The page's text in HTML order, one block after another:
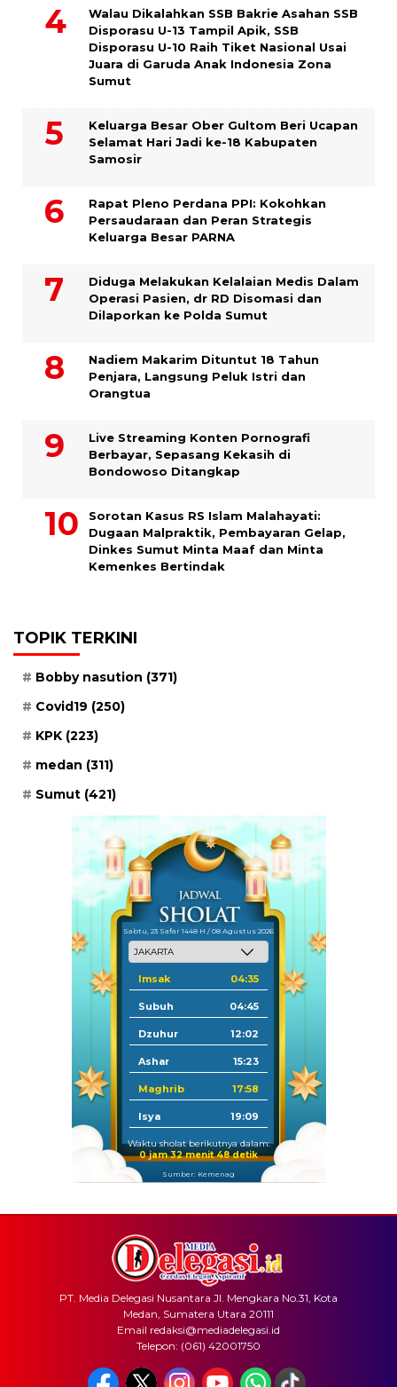
Walau Dikalahkan SSB Bakrie Asahan SSB
Disporasu U-13 Tampil Apik, SSB
Disporasu U-10 Raih Tiket Nasional Usai
Juara di Garuda Anak Indonesia Zona
Sumut
Keluarga Besar Ober Gultom Beri Ucapan
Selamat Hari Jadi ke-18 Kabupaten
Samosir
Rapat Pleno Perdana PPI: Kokohkan
Persaudaraan dan Peran Strategis
Keluarga Besar PARNA
Diduga Melakukan Kelalaian Medis Dalam
Operasi Pasien, dr RD Disomasi dan
Dilaporkan ke Polda Sumut
​Nadiem Makarim Dituntut 18 Tahun
Penjara, Langsung Peluk Istri dan
Orangtua
Live Streaming Konten Pornografi
Berbayar, Sepasang Kekasih di
Bondowoso Ditangkap
Sorotan Kasus RS Islam Malahayati:
Dugaan Malpraktik, Pembayaran Gelap,
Dinkes Sumut Minta Maaf dan Minta
Kemenkes Bertindak
TOPIK TERKINI
Bobby nasution (371)
Covid19 (250)
KPK (223)
medan (311)
Sumut (421)
Sabtu, 23 Safar 1448 H / 08 Agustus 2026
Imsak 04:35
Subuh 04:45
Dzuhur 12:02
Ashar 15:23
Maghrib 17:58
Isya 19:09
Waktu sholat berikutnya dalam:
0 jam 32 menit 48 detik
Sumber: Kemenag
PT. Media Delegasi Nusantara Jl. Mengkara No.31, Kota
Medan, Sumatera Utara 20111
Email redaksi@mediadelegasi.id
Telepon: (061) 42001750